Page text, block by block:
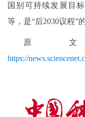
国别可持续发展目
等，是“后2030议程”
原
https://